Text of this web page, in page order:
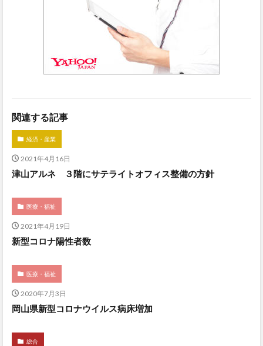
関連する記事
経済・産業
2021年4月16日
津山アルネ ３階にサテライトオフィス整備の方針
医療・福祉
2021年4月19日
新型コロナ陽性者数
医療・福祉
2020年7月3日
岡山県新型コロナウイルス病床増加
総合